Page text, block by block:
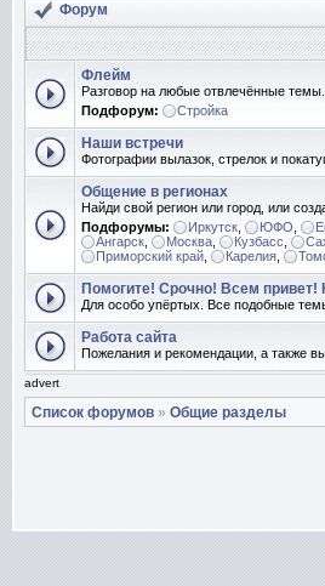
Форум
Флейм
Разговор на любые отвлечённые
Подфорум:
Стройка
Наши встречи
Фотографии вылазок, стрелок и
Общение в регионах
Найди свой регион или город, или
Подфорумы:
Иркутск ЮФО
Ангарск
Москва Кузбасс
Приморский край
Карелия
Помогите! Срочно! Всем
Для особо упёртых. Все подобные
Работа сайта
Пожелания и рекомендации, а также
advert
Список форумов » Общие разделы